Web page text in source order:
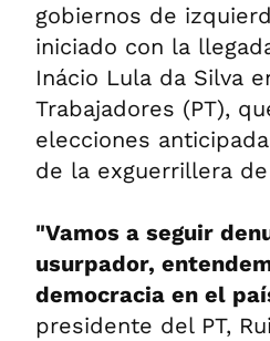
gobiernos de
iniciado con la
Inácio Lula da Silva
Trabajadores (PT),
elecciones
de la exguerrillera
"Vamos a seguir
usurpador,
democracia en el
presidente del PT,